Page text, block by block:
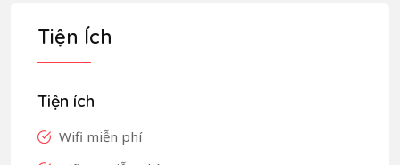
Tiện Ích
Tiện ích
Wifi miễn phí